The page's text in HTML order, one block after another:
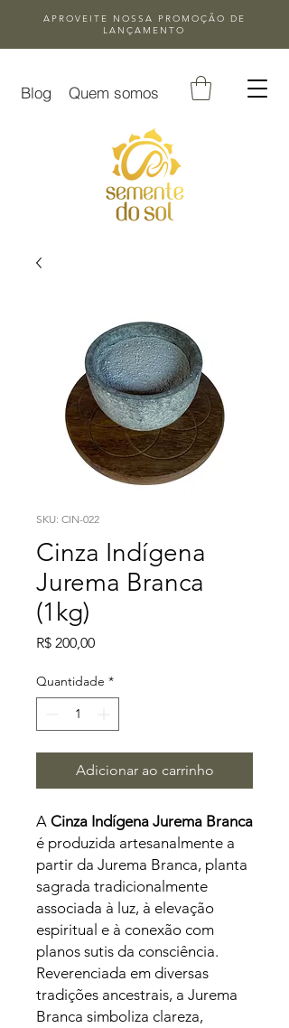
APROVEITE NOSSA
PROMOÇÃO DE
LANÇAMENTO
Blog Quem somos
SKU: CIN-022
Cinza Indígena
Jurema Branca
(1kg)
R$ 200,00Preço
Quantidade *
Adicionar ao carrinho
A Cinza Indígena Jurema Branca
é produzida artesanalmente a
partir da Jurema Branca, planta
sagrada tradicionalmente
associada à luz, à elevação
espiritual e à conexão com
planos sutis da consciência.
Reverenciada em diversas
tradições ancestrais, a Jurema
Branca simboliza clareza,